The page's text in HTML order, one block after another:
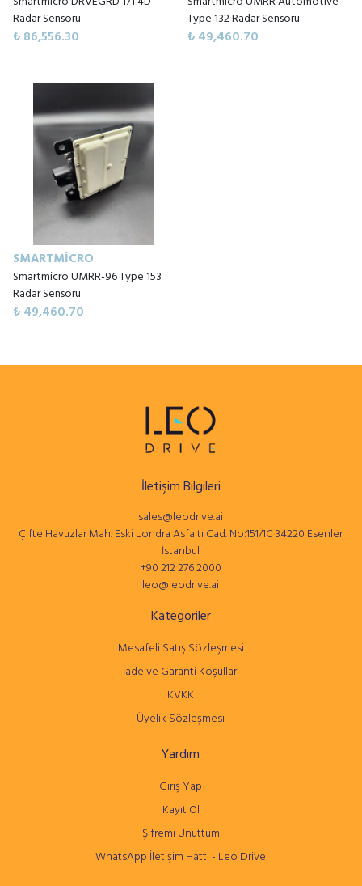
Radar Sensörü
₺ 86,556.30
Type 132 Radar Sensörü
₺ 49,460.70
SMARTMICRO
Smartmicro UMRR-96 Type 153
Radar Sensörü
₺ 49,460.70
Kategoriler
Mesafeli Satış Sözleşmesi
İade ve Garanti Koşulları
KVKK
Üyelik Sözleşmesi
İletişim Bilgileri
sales@leodrive.ai
Çifte Havuzlar Mah. Eski Londra Asfaltı Cad. No:151/1C 34220 Esenler
İstanbul
+90 212 276 2000
leo@leodrive.ai
Yardım
Giriş Yap
Kayıt Ol
Şifremi Unuttum
WhatsApp İletişim Hattı - Leo Drive